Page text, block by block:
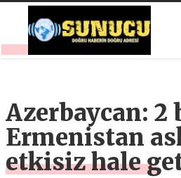
Azerbaycan: 2
Ermenistan
etkisiz hale